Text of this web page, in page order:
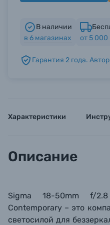
Б/У фототехника
Уценённые товары
В наличии
в 6 магазинах
от 5 000
Гарантия 2 года.
Характеристики
Описание
Sigma 18-50mm f/
Contemporary – это
светосилой для